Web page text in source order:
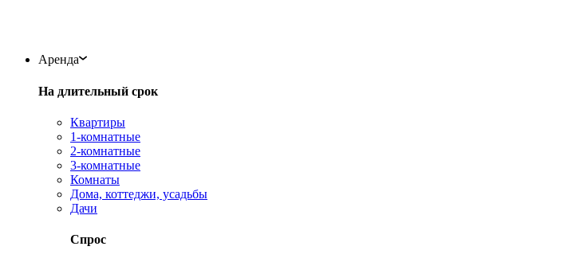
Аренда
На длительный срок
Квартиры
1-комнатные
2-комнатные
3-комнатные
Комнаты
Дома, коттеджи, усадьбы
Дачи
Спрос